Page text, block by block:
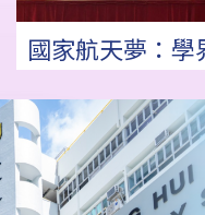
國家航天夢：